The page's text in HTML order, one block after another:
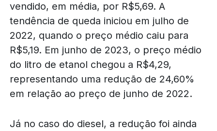
vendido, em média, por R$5,69. A
tendência de queda iniciou em julho de
2022, quando o preço médio caiu para
R$5,19. Em junho de 2023, o preço médio
do litro de etanol chegou a R$4,29,
representando uma redução de 24,60%
em relação ao preço de junho de 2022.
Já no caso do diesel, a redução foi ainda